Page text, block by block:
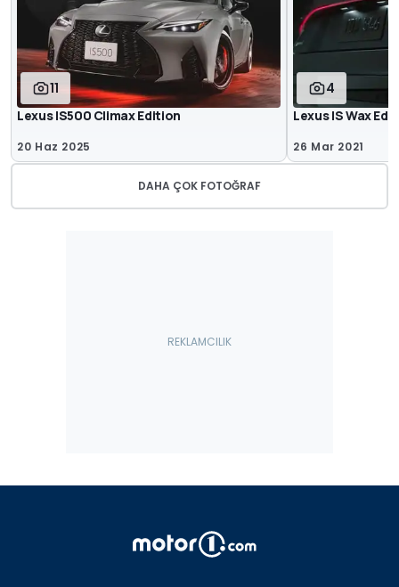
11
Lexus IS500 Climax Edition
20 Haz 2025
4
Lexus IS Wax
26 Mar 2021
DAHA ÇOK FOTOĞRAF